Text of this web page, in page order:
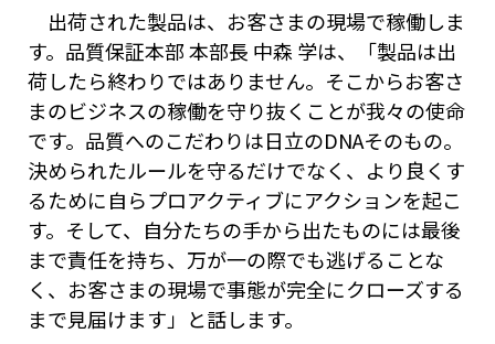
出荷された製品は、お客さまの現場で稼働しま
す。品質保証本部 本部長 中森 学は、「製品は出
荷したら終わりではありません。そこからお客さ
まのビジネスの稼働を守り抜くことが我々の使命
です。品質へのこだわりは日立のDNAそのもの。
決められたルールを守るだけでなく、より良くす
るために自らプロアクティブにアクションを起こ
す。そして、自分たちの手から出たものには最後
まで責任を持ち、万が一の際でも逃げることな
く、お客さまの現場で事態が完全にクローズする
まで見届けます」と話します。